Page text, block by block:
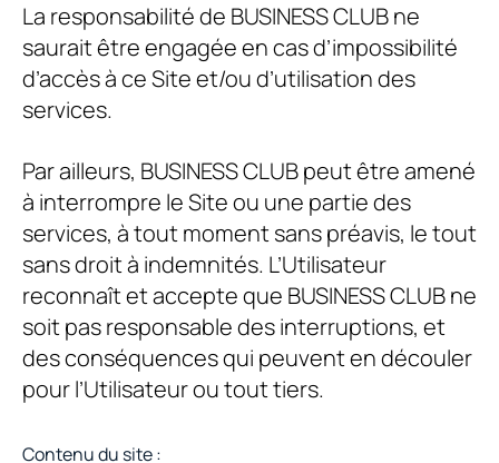
La responsabilité de BUSINESS CLUBne
saurait être engagée en cas d’impossibilité
d’accès à ce Site et/ou d’utilisation des
services.
Par ailleurs, BUSINESS CLUBpeut être amené
à interrompre le Site ou une partie des
services, à tout moment sans préavis, le tout
sans droit à indemnités. L’Utilisateur
reconnaît et accepte que BUSINESS CLUB ne
soit pas responsable des interruptions, et
des conséquences qui peuvent en découler
pour l’Utilisateur ou tout tiers.
Contenu du site :